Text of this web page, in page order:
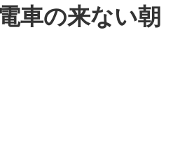
車の来ない朝